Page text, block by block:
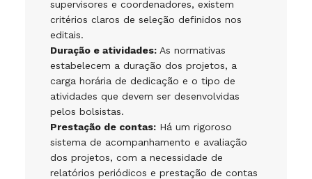
supervisores e coordenadores, existem
critérios claros de seleção definidos nos
editais.
Duração e atividades: As normativas
estabelecem a duração dos projetos, a
carga horária de dedicação e o tipo de
atividades que devem ser desenvolvidas
pelos bolsistas.
Prestação de contas: Há um rigoroso
sistema de acompanhamento e avaliação
dos projetos, com a necessidade de
relatórios periódicos e prestação de contas